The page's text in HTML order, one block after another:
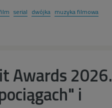
serial dwójka muzyka filmowa
Awards 2026.
i